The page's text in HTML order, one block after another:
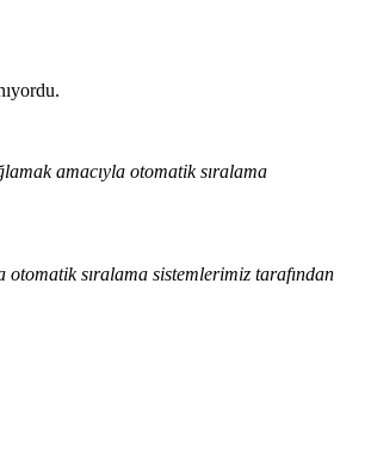
amacıyla otomatik sıralama
sıralama sistemlerimiz tarafından